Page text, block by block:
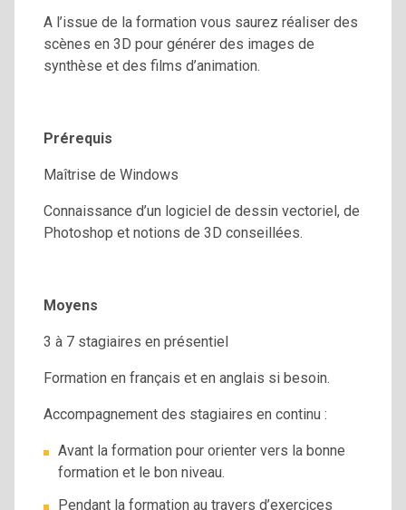
A l’issue de la formation vous saurez réaliser des
scènes en 3D pour générer des images de
synthèse et des films d’animation.
Prérequis
Maîtrise de Windows
Connaissance d’un logiciel de dessin vectoriel, de
Photoshop et notions de 3D conseillées.
Moyens
3 à 7 stagiaires en présentiel
Formation en français et en anglais si besoin.
Accompagnement des stagiaires en continu :
Avant la formation pour orienter vers la bonne
formation et le bon niveau.
Pendant la formation au travers d’exercices